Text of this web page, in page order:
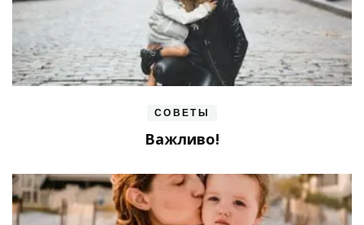
СОВЕТЫ
Важливо!